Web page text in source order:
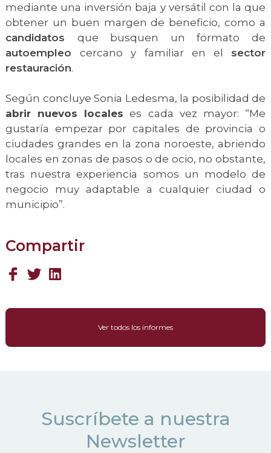
mediante una inversión baja y versátil con la que
obtener un buen margen de beneficio, como a
candidatos que busquen un formato de
autoempleocercano y familiar en el sector
restauración.
Según concluye Sonia Ledesma, la posibilidad de
abrir nuevos locales es cada vez mayor: “Me
gustaría empezar por capitales de provincia o
ciudades grandes en la zona noroeste, abriendo
locales en zonas de pasos o de ocio, no obstante,
tras nuestra experiencia somos un modelo de
negocio muy adaptable a cualquier ciudad o
municipio”.
Compartir
Ver todos los informes
Suscríbete a nuestra
Newsletter